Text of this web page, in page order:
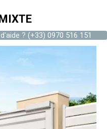
? (+33) 0970 516 151